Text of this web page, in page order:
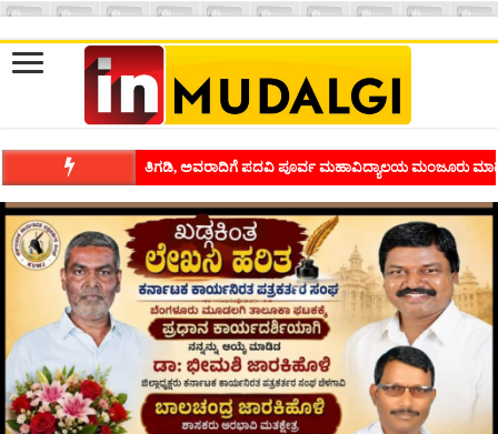
ತಿಗಡಿ, ಅವರಾದಿಗೆ ಪದವಿ ಪೂರ್ವ ಮಹಾವಿದ್ಯಾಲಯ ಮಂಜೂರು